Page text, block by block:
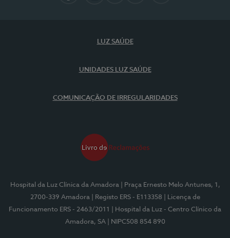
LUZ SAÚDE
UNIDADES LUZ SAÚDE
COMUNICAÇÃO DE IRREGULARIDADES
Hospital da Luz Clínica da Amadora
| Praça Ernesto Melo Antunes, 1,
2700-339 Amadora
| Registo ERS - E113358
| Licença de
Funcionamento ERS - 2463/2011
| Hospital da Luz - Centro Clínico da
Amadora, SA
| NIPC508 854 890